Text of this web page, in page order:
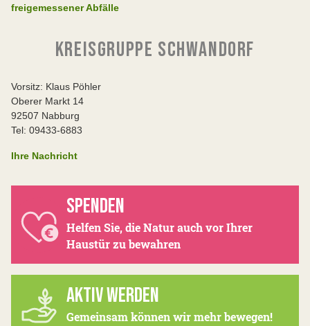
freigemessener Abfälle
KREISGRUPPE SCHWANDORF
Vorsitz: Klaus Pöhler
Oberer Markt 14
92507 Nabburg
Tel: 09433-6883
Ihre Nachricht
SPENDEN
Helfen Sie, die Natur auch vor Ihrer
Haustür zu bewahren
AKTIV WERDEN
Gemeinsam können wir mehr bewegen!